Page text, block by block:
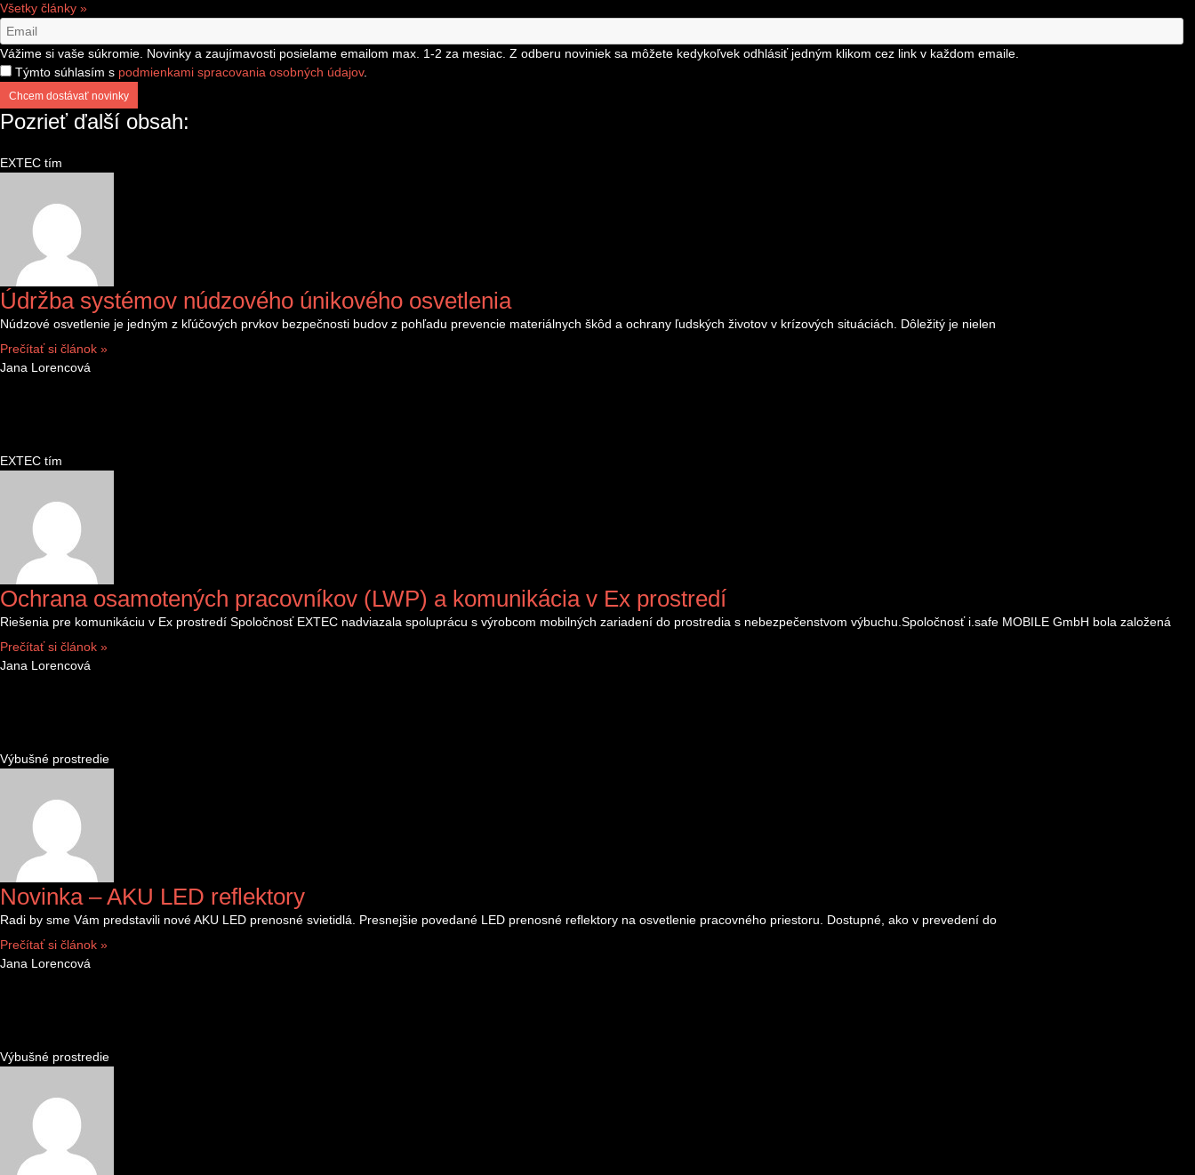
Všetky články »
Vážime si vaše súkromie. Novinky a zaujímavosti posielame emailom max. 1-2 za mesiac. Z odberu noviniek sa môžete kedykoľvek odhlásiť jedným klikom cez link v každom emaile.
Týmto súhlasím s podmienkami spracovania osobných údajov.
Chcem dostávať novinky
Pozrieť ďalší obsah:
EXTEC tím
Údržba systémov núdzového únikového osvetlenia
Núdzové osvetlenie je jedným z kľúčových prvkov bezpečnosti budov z pohľadu prevencie materiálnych škôd a ochrany ľudských životov v krízových situáciách. Dôležitý je nielen
Prečítať si článok »
Jana Lorencová
EXTEC tím
Ochrana osamotených pracovníkov (LWP) a komunikácia v Ex prostredí
Riešenia pre komunikáciu v Ex prostredí Spoločnosť EXTEC nadviazala spoluprácu s výrobcom mobilných zariadení do prostredia s nebezpečenstvom výbuchu.Spoločnosť i.safe MOBILE GmbH bola založená
Prečítať si článok »
Jana Lorencová
Výbušné prostredie
Novinka – AKU LED reflektory
Radi by sme Vám predstavili nové AKU LED prenosné svietidlá. Presnejšie povedané LED prenosné reflektory na osvetlenie pracovného priestoru. Dostupné, ako v prevedení do
Prečítať si článok »
Jana Lorencová
Výbušné prostredie